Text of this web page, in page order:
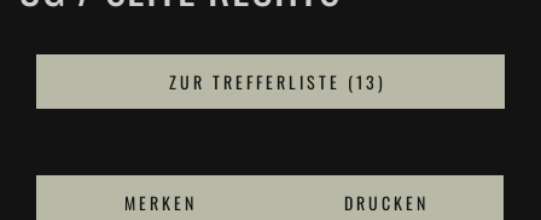
ZUR TREFFERLISTE (13)
MERKEN DRUCKEN